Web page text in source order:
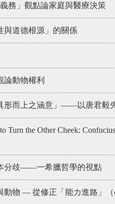
務」觀點論家庭與醫療決策
與道德根源」的關係
論動物權利
形而上之涵意」——以唐君毅
Turn the Other Cheek:
分歧——一希臘哲學的視點
物 — 從修正「能力進路」（